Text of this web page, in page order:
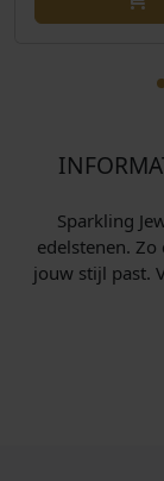
Sparkling
edelstenen.
jouw stijl past.